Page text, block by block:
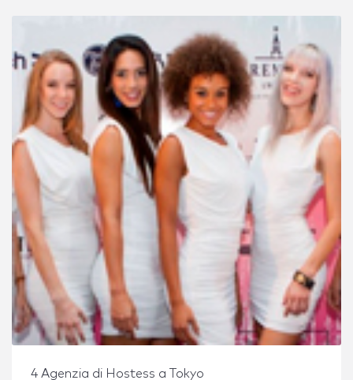
4 Agenzia di Hostess a Tokyo